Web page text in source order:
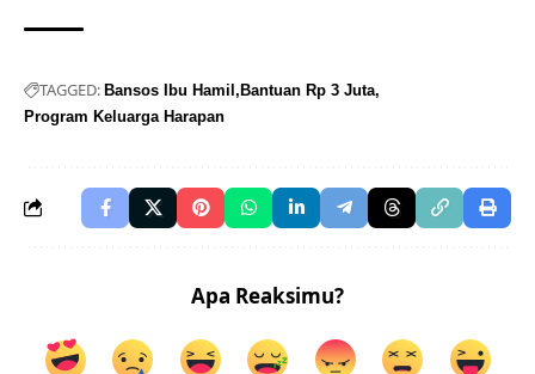
TAGGED: Bansos Ibu Hamil
Bantuan Rp 3 Juta
Program Keluarga Harapan
Apa Reaksimu?